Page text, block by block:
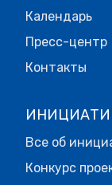
Календарь
Пресс-центр
Контакты
Все об
Конкурс